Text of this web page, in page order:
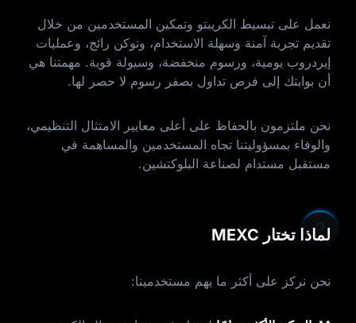
نعمل على تبسيط الكريبتو وتمكين المستخدمين من خلال
تقديم تجربة آمنة وسهلة الاستخدام، وتوكن رائج، وعمليات
إيردروب يومية، ورسوم منخفضة، وسيولة قوية. مهمتنا هي
أن بوابتك إلى فرص تداول بصفر رسوم لا حصر لها.
نحن ملتزمون بالحفاظ على أعلى معايير الامتثال التنظيمي،
والوفاء بمسؤوليتنا تجاه المستخدمين والمساهمة في
مستقبل مستدام لصناعة البلوكتشين.
لماذا تختار MEXC
نحن نركز على أكثر ما يهم مستخدمينا: